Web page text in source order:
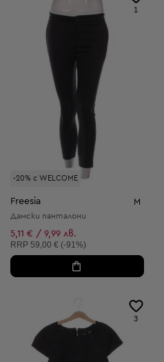
-20% с WELCOME
1
Freesia M
Дамски панталони
5,11 € / 9,99 лв.
Препоръчителна цена:
RRP 59,00 € (-91%)
3